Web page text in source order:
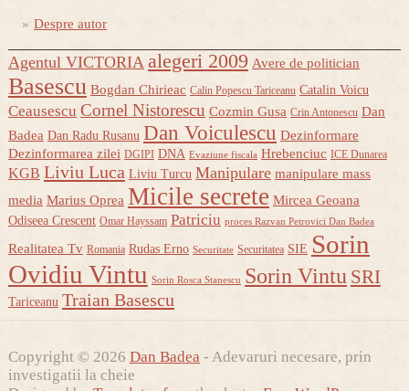
Despre autor
Agentul VICTORIA alegeri 2009 Avere de politician
Basescu Bogdan Chirieac Calin Popescu Tariceanu Catalin Voicu
Ceausescu Cornel Nistorescu Cozmin Gusa Crin Antonescu Dan
Badea Dan Radu Rusanu Dan Voiculescu Dezinformare
Dezinformarea zilei DGIPI DNA Evaziune fiscala Hrebenciuc ICE Dunarea
KGB Liviu Luca Liviu Turcu Manipulare manipulare mass
media Marius Oprea Micile secrete Mircea Geoana
Odiseea Crescent Omar Hayssam Patriciu proces Razvan Petrovici Dan Badea
Realitatea Tv Romania Rudas Erno Securitate Securitatea SIE Sorin
Ovidiu Vintu Sorin Rosca Stanescu Sorin Vintu SRI
Tariceanu Traian Basescu
Copyright © 2026 Dan Badea - Adevaruri necesare, prin
investigatii la cheie